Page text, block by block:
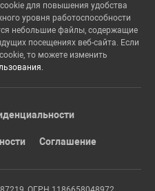
для повышения удобства
уровня работоспособности
небольшие файлы, содержащие
посещениях веб-сайта. Если
то можете изменить
Соглашение